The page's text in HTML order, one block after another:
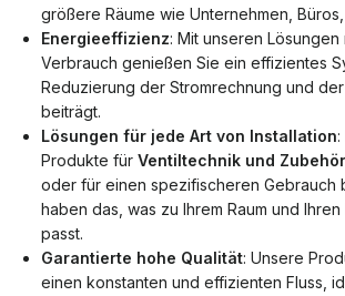
größere Räume wie Unternehmen,
Energieeffizienz: Mit unseren Lösungen
Verbrauch genießen Sie ein effizientes
Reduzierung der Stromrechnung und
beiträgt.
Lösungen für jede Art von Installation
Produkte für Ventiltechnik und Zubehör
oder für einen spezifischeren Gebrauch
haben das, was zu Ihrem Raum und
passt.
Garantierte hohe Qualität: Unsere
einen konstanten und effizienten Fluss,